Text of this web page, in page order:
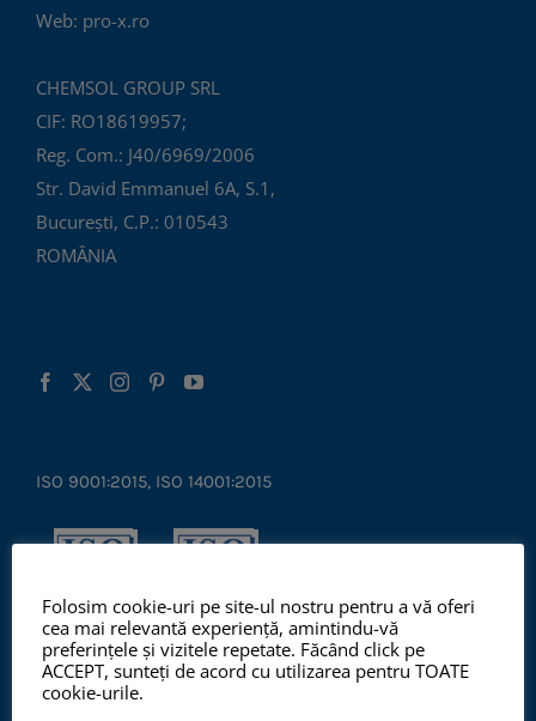
Web: pro-x.ro
CHEMSOL GROUP SRL
CIF: RO18619957;
Reg. Com.: J40/6969/2006
Str. David Emmanuel 6A, S.1,
București, C.P.: 010543
ROMÂNIA
ISO 9001:2015, ISO 14001:2015
Începând cu anul 2012, ChemSol Group deține
Folosim cookie-uri pe site-ul nostru pentru a vă oferi
cea mai relevantă experiență, amintindu-vă
preferințele și vizitele repetate. Făcând click pe
ACCEPT, sunteți de acord cu utilizarea pentru TOATE
cookie-urile.